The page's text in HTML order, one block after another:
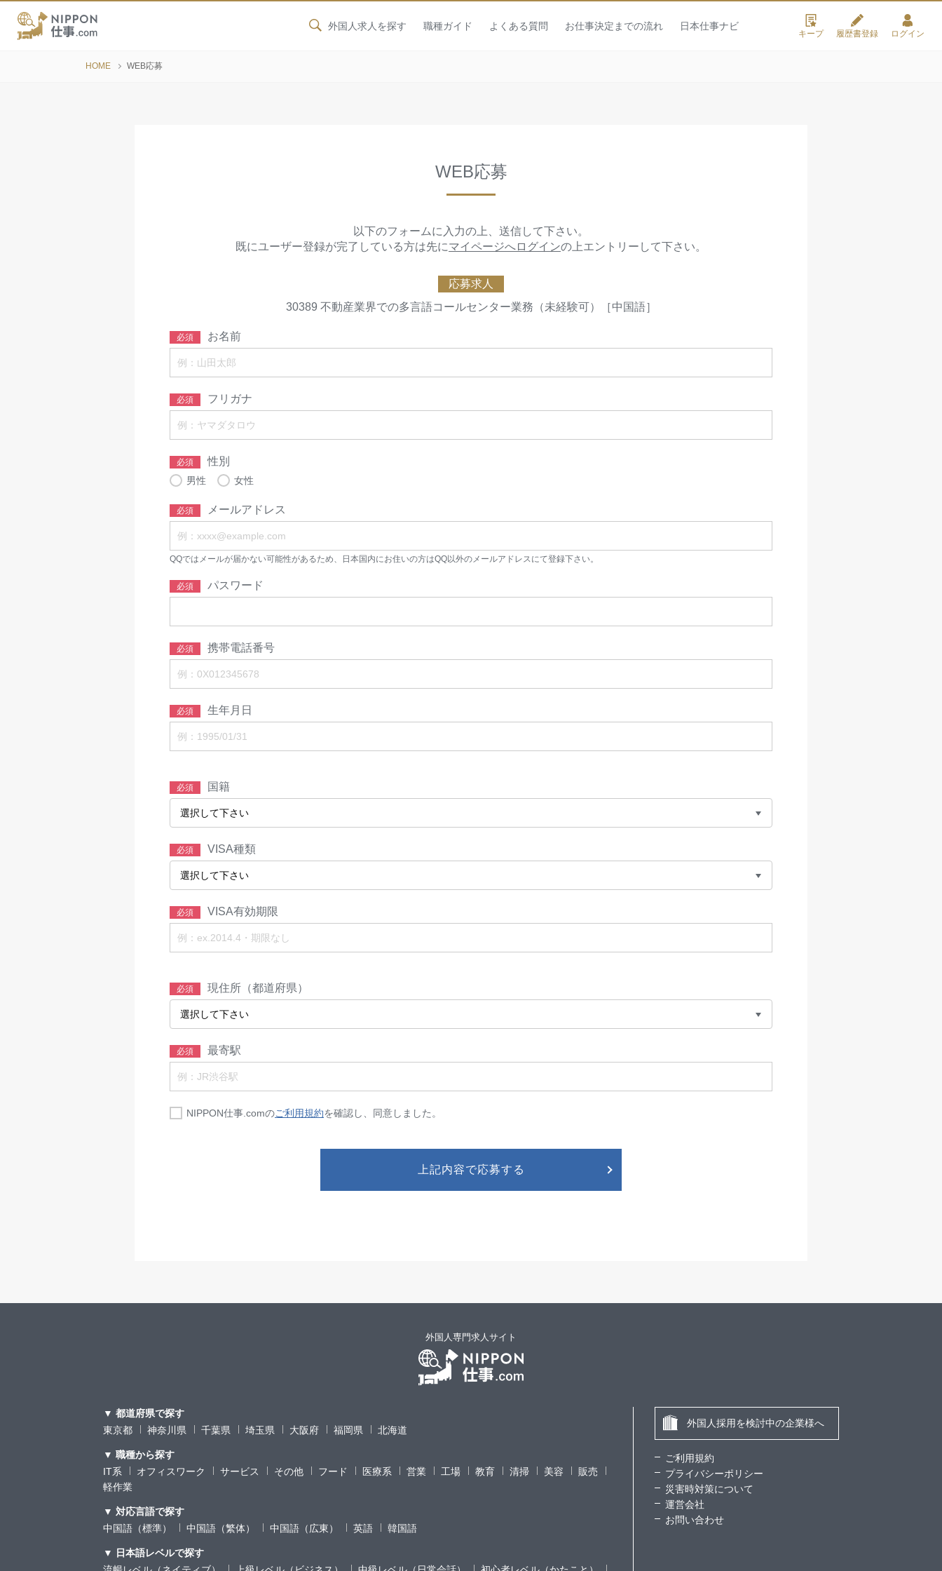
外国人求人を探す 職種ガイド よくある質問 お仕事決定までの流れ 日本仕事ナビ
キープ 履歴書登録 ログイン
HOME WEB応募
WEB応募
以下のフォームに入力の上、送信して下さい。
既にユーザー登録が完了している方は先にマイページへログインの上エントリーして下さい。
応募求人
30389 不動産業界での多言語コールセンター業務（未経験可）［中国語］
必須 お名前
必須 フリガナ
必須 性別
男性 女性
必須 メールアドレス
QQではメールが届かない可能性があるため、日本国内にお住いの方はQQ以外のメールアドレスにて登録下さい。
必須 パスワード
必須 携帯電話番号
必須 生年月日
必須 国籍
必須 VISA種類
必須 VISA有効期限
必須 現住所（都道府県）
必須 最寄駅
NIPPON仕事.comのご利用規約を確認し、同意しました。
上記内容で応募する
外国人専門求人サイト
▼ 都道府県で探す
東京都
神奈川県 千葉県 埼玉県 大阪府 福岡県 北海道
▼ 職種から探す
IT系
オフィスワーク サービス その他 フード 医療系 営業 工場 教育 清掃 美容
販売
軽作業
▼ 対応言語で探す
中国語（標準）
中国語（繁体） 中国語（広東） 英語 韓国語
▼ 日本語レベルで探す
外国人採用を検討中の企業様へ
ご利用規約
プライバシーポリシー
災害時対策について
運営会社
お問い合わせ